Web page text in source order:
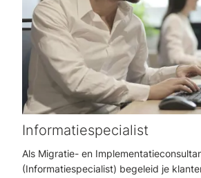
Informatiespecialist
Als Migratie- en
(Informatiespecialist) begeleid je